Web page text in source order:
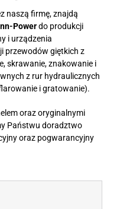
naszą firmę, znajdą
Powerdo produkcji
i urządzenia
przewodów giętkich z
skrawanie, znakowanie i
z rur hydraulicznych
i gratowanie).
oraz oryginalnymi
Państwu doradztwo
oraz pogwarancyjny